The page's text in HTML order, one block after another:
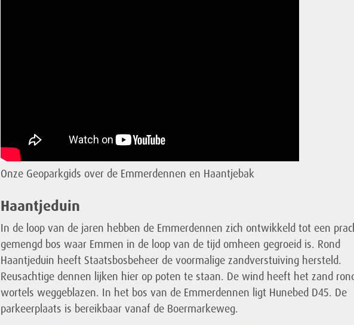
Onze Geoparkgids over de Emmerdennen en Haantjebak
Haantjeduin
In de loop van de jaren hebben de Emmerdennen zich ontwikkeld tot een
gemengd bos waar Emmen in de loop van de tijd omheen gegroeid is. Rond
Haantjeduin heeft Staatsbosbeheer de voormalige zandverstuiving hersteld.
Reusachtige dennen lijken hier op poten te staan. De wind heeft het zand
wortels weggeblazen. In het bos van de Emmerdennen ligt Hunebed D45. De
parkeerplaats is bereikbaar vanaf de Boermarkeweg.